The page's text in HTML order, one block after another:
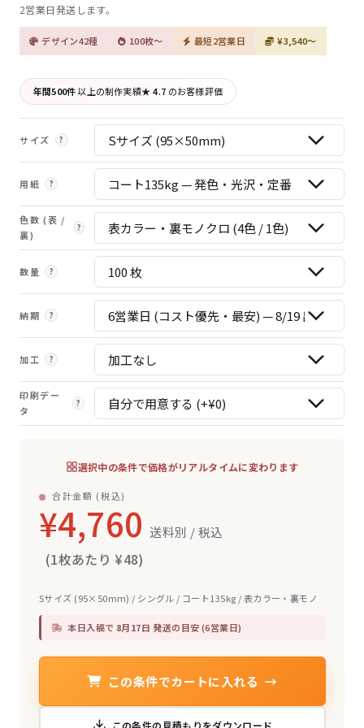
2営業日発送します。
デザイン42種 100枚〜 最短2営業日 ¥3,540〜
年間500件以上の制作実績★ 4.7 のお客様評価
サイズ ?
用紙 ?
色数 (表 /
裏)
?
数量 ?
納期 ?
加工 ?
印刷デー
タ
?
選択中の条件で価格がリアルタイムに変わります
合計金額 (税込)
¥4,760 送料別 / 税込
(1枚あたり ¥48)
Sサイズ (95×50mm) / シングル / コート135kg / 表カラー・裏モノ
本日入稿で 8月17日 発送の目安 (6営業日)
この条件でカートに入れる →
この条件の見積もりをダウンロード